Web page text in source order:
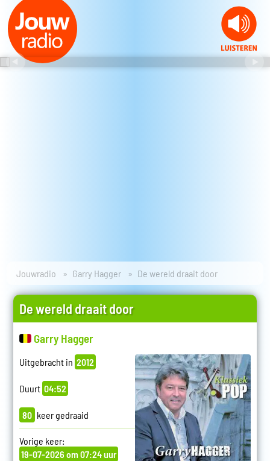
Jouwradio Garry Hagger De wereld draait door
De wereld draait door
Garry Hagger
Uitgebracht in 2012
Duurt 04:52
80 keer gedraaid
Vorige keer:
19-07-2026 om 07:24 uur